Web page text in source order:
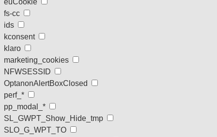
euCookie
fs-cc
ids
kconsent
klaro
marketing_cookies
NFWSESSID
OptanonAlertBoxClosed
perf_*
pp_modal_*
SL_GWPT_Show_Hide_tmp
SLO_G_WPT_TO